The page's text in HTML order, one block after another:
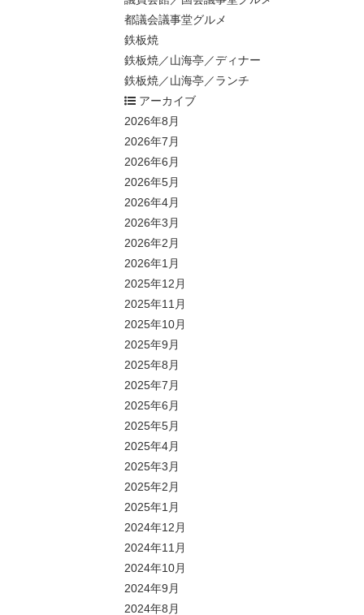
都議会議事堂グルメ
鉄板焼
鉄板焼／山海亭／ディナー
鉄板焼／山海亭／ランチ
アーカイブ
2026年8月
2026年7月
2026年6月
2026年5月
2026年4月
2026年3月
2026年2月
2026年1月
2025年12月
2025年11月
2025年10月
2025年9月
2025年8月
2025年7月
2025年6月
2025年5月
2025年4月
2025年3月
2025年2月
2025年1月
2024年12月
2024年11月
2024年10月
2024年9月
2024年8月